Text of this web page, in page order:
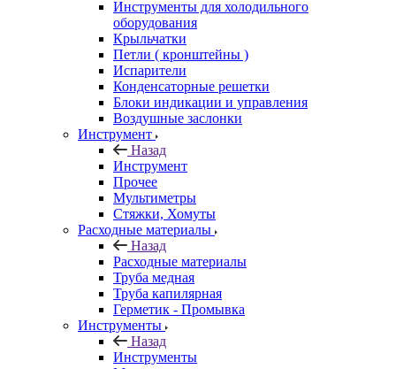
Инструменты для холодильного
оборудования
Крыльчатки
Петли ( кронштейны )
Испарители
Конденсаторные решетки
Блоки индикации и управления
Воздушные заслонки
Инструмент
Назад
Инструмент
Прочее
Мультиметры
Стяжки, Хомуты
Расходные материалы
Назад
Расходные материалы
Труба медная
Труба капилярная
Герметик - Промывка
Инструменты
Назад
Инструменты